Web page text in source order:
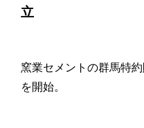
立
窯業セメントの群馬特
を開始。